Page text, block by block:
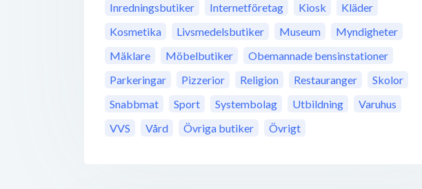
Inredningsbutiker
Internetföretag Kiosk
Kläder
Kosmetika
Livsmedelsbutiker Museum
Myndigheter
Mäklare
Möbelbutiker
Obemannade bensinstationer
Parkeringar
Pizzerior Religion Restauranger
Skolor
Snabbmat
Sport Systembolag Utbildning
Varuhus
VVS
Vård Övriga butiker Övrigt